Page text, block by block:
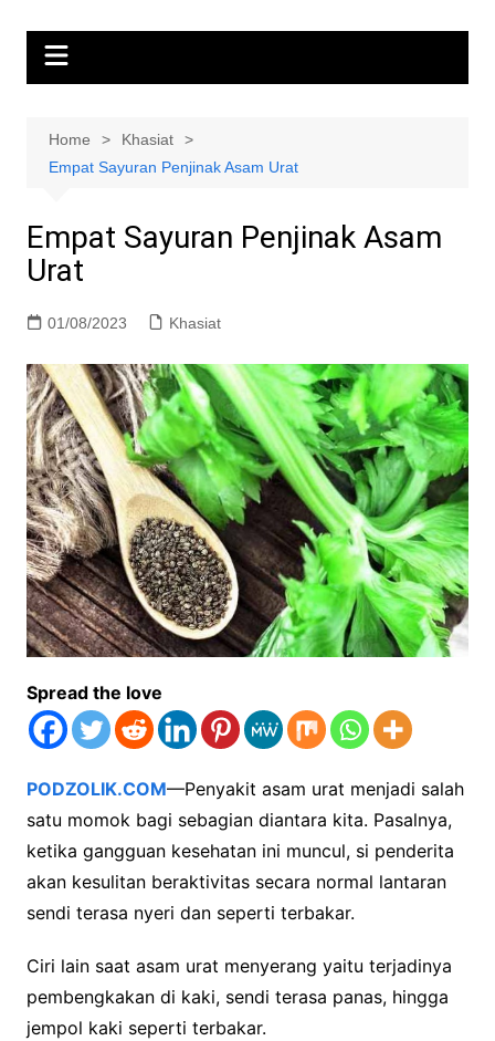
Home
Khasiat
Empat Sayuran Penjinak Asam Urat
Empat Sayuran Penjinak Asam
Urat
01/08/2023 Khasiat
Spread the love
PODZOLIK.COM—Penyakit asam urat menjadi salah
satu momok bagi sebagian diantara kita. Pasalnya,
ketika gangguan kesehatan ini muncul, si penderita
akan kesulitan beraktivitas secara normal lantaran
sendi terasa nyeri dan seperti terbakar.
Ciri lain saat asam urat menyerang yaitu terjadinya
pembengkakan di kaki, sendi terasa panas, hingga
jempol kaki seperti terbakar.